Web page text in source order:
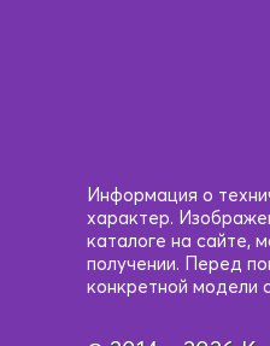
Красный/
черный
РыжийРыжий
Коричневый
Информация о
характер.
каталоге на сайте,
получении. Перед
конкретной модели